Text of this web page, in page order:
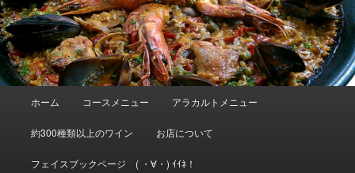
メインコンテンツへ移動
サブコンテンツへ移動
ホーム コースメニュー アラカルトメニュー
約300種類以上のワイン お店について
フェイスブックページ ( ・∀・) ｲｲﾈ！